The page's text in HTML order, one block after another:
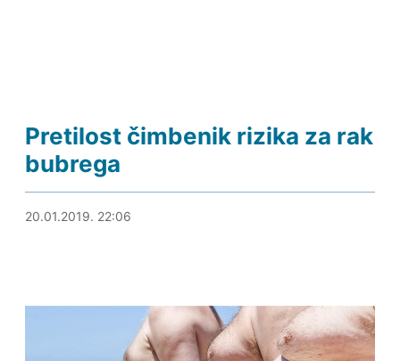
Pretilost čimbenik rizika za rak
bubrega
21.01.2019. 01:16
20.01.2019. 22:06